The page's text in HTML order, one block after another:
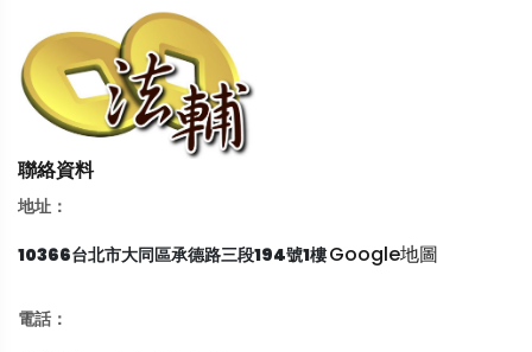
聯絡資料
地址：
10366台北市大同區承德路三段194號1樓Google地圖
電話：